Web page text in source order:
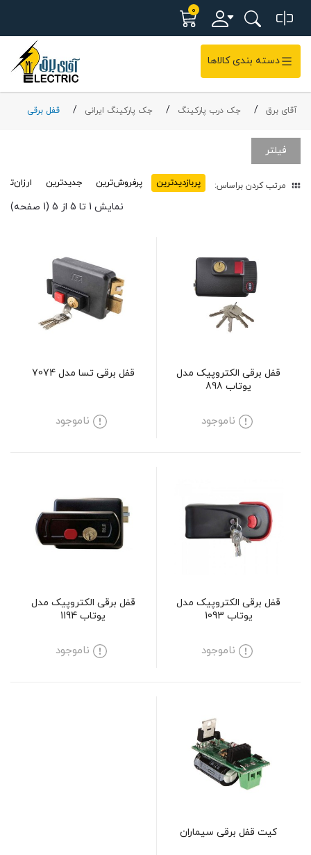
0
دسته بندی کالاها
آقای برق جک درب پارکینگ جک پارکینگ ایرانی قفل برقی
فیلتر
مرتب کردن براساس: پربازدید‌ترین پرفروش‌ترین جدیدترین
نمایش 1 تا 5 از 5 (1 صفحه)
قفل برقی الکتروپیک مدل
یوتاب 898
ناموجود
قفل برقی تسا مدل 7074
ناموجود
قفل برقی الکتروپیک مدل
یوتاب 1093
ناموجود
قفل برقی الکتروپیک مدل
یوتاب 1194
ناموجود
کیت قفل برقی سیماران